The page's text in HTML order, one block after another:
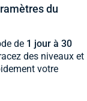
du
de 1 jour à 30
des niveaux et
votre